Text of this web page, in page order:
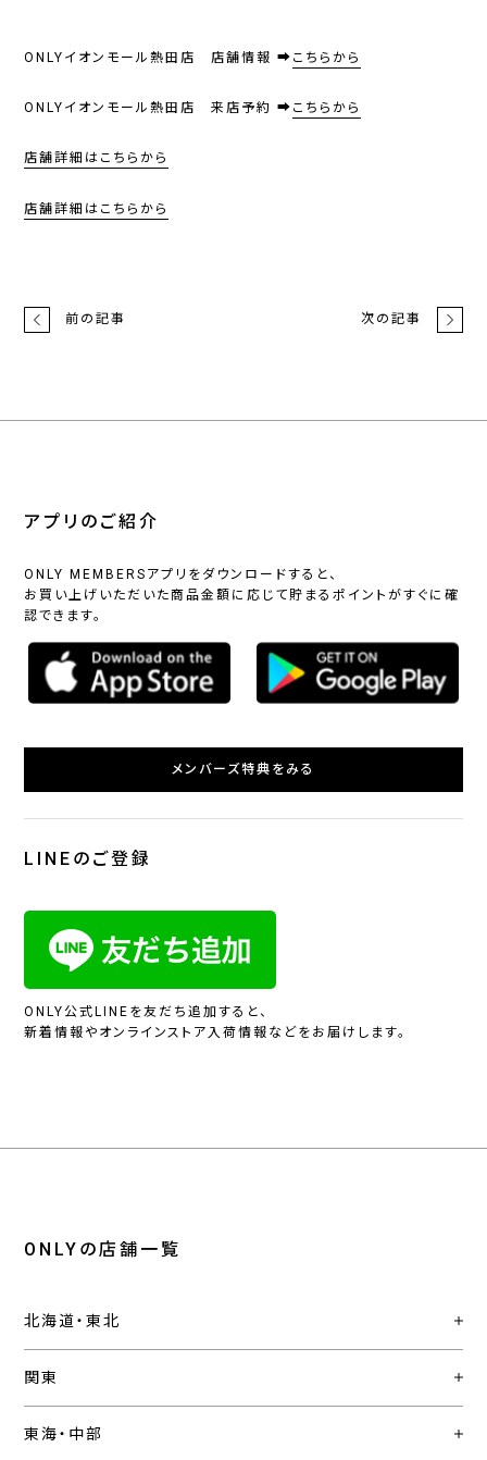
ONLYイオンモール熱田店 店舗情報 ➡ こちらから
ONLYイオンモール熱田店 来店予約 ➡ こちらから
店舗詳細はこちらから
店舗詳細はこちらから
前の記事 次の記事
アプリのご紹介
ONLY MEMBERSアプリをダウンロードすると、
お買い上げいただいた商品金額に応じて貯まるポイントがすぐに確
認できます。
メンバーズ特典をみる
LINEのご登録
ONLY公式LINEを友だち追加すると、
新着情報やオンラインストア入荷情報などをお届けします。
ONLYの店舗一覧
北海道・東北
関東
東海・中部